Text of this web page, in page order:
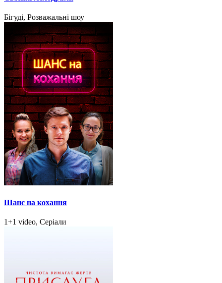
Бігуді, Розважальні шоу
Шанс на кохання
1+1 video, Серіали